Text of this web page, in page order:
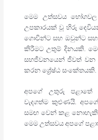
මෙම උත්සවය භෝගවල
උපකාරයක් වූ හිරු
ගොවීන්ට සහ ඔවුන්ට
කිරීමට උතුම් දිනයකි.
සහජීවනයෙන් ජීවත් වන
කරන ශ්‍රේෂ්ඨ සංකේතයකි.
අපගේ උතුරු පළාතේ
වැදගත්ම කුළුණයි.
සමඟ වෙන් කළ නොහැකි
මෙම උත්සවය අපගේ